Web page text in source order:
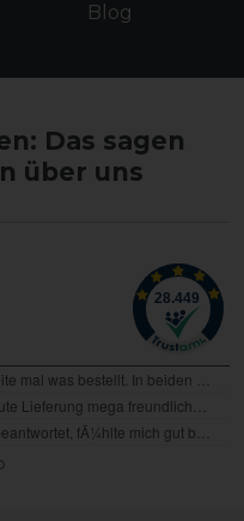
Blog
Das sagen
über uns